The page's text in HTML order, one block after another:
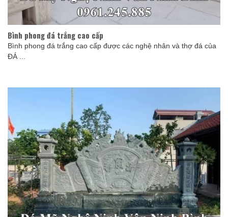
Bình phong đá trắng cao cấp
Bình phong đá trắng cao cấp được các nghệ nhân và thợ đá của
ĐÁ ...